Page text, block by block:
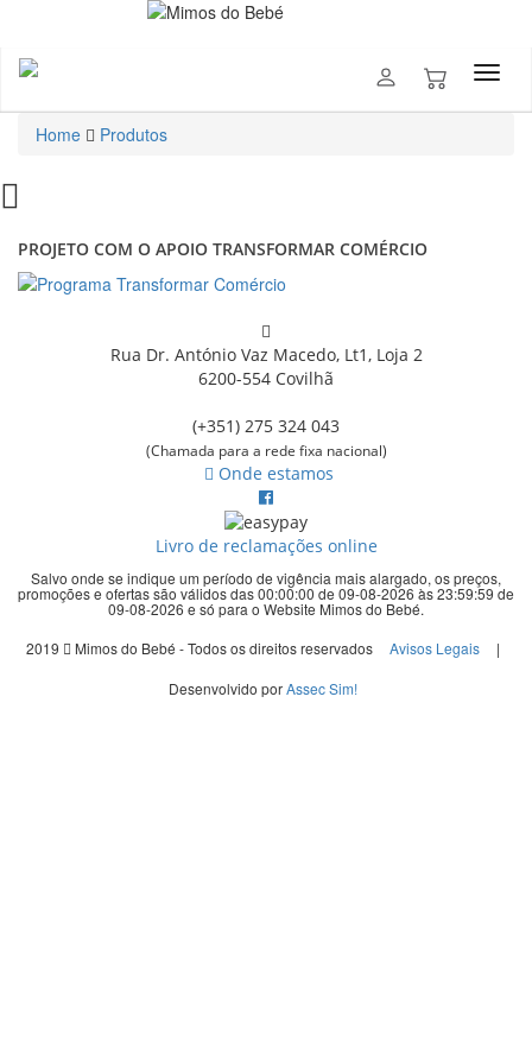
Home Produtos
PROJETO COM O APOIO TRANSFORMAR COMÉRCIO
Rua Dr. António Vaz Macedo, Lt1, Loja 2
6200-554 Covilhã
(+351) 275 324 043
(Chamada para a rede fixa nacional)
Onde estamos
Livro de reclamações online
Salvo onde se indique um período de vigência mais alargado, os preços,
promoções e ofertas são válidos das 00:00:00 de 09-08-2026 às 23:59:59 de
09-08-2026 e só para o Website Mimos do Bebé.
2019
Mimos do Bebé - Todos os direitos reservados Avisos Legais
|
Desenvolvido porAssec Sim!